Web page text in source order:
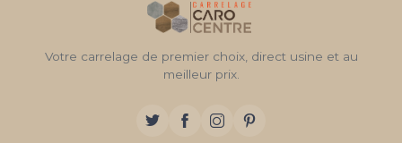
Votre carrelage de premier choix, direct usine et au
meilleur prix.